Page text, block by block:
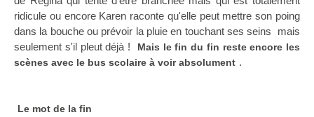
ridicule ou encore Karen raconte qu'elle peut mettre son poing
dans la bouche ou prévoir la pluie en touchant ses seins mais
seulement s'il pleut déjà !
Mais le fin du fin reste encore les
scènes avec le bus scolaire à voir absolument .
Le mot de la fin